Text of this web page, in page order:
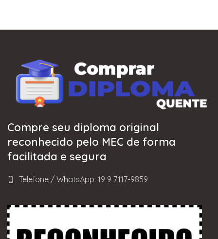
Compre seu diploma original
reconhecido pelo MEC de forma
facilitada e segura
Telefone / WhatsApp: 19 9 7117-9859